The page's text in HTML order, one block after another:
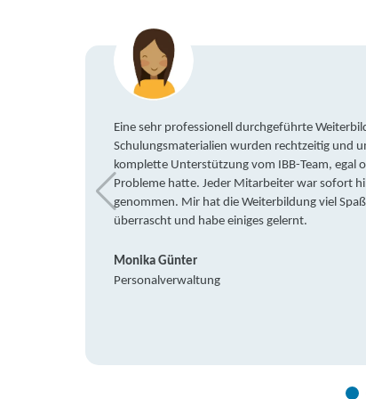
Eine sehr professionell durchgeführte
Schulungsmaterialien wurden rechtzeitig und
komplette Unterstützung vom IBB-Team, egal
Probleme hatte. Jeder Mitarbeiter war sofort
genommen. Mir hat die Weiterbildung viel
überrascht und habe einiges gelernt.
Monika Günter
Personalverwaltung